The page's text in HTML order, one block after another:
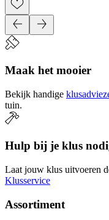
Maak het mooier
Bekijk handige
tuin.
Hulp bij je klus
Laat jouw klus uitvoeren
Klusservice
Assortiment